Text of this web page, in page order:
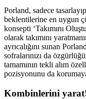
Porland, sadece
beklentilerine en uygun
konsepti ‘Takımını
olarak takımını
ayrıcalığını sunan
sofralarınızı da
tamamının tekli alım
pozisyonunu da
Kombinlerini